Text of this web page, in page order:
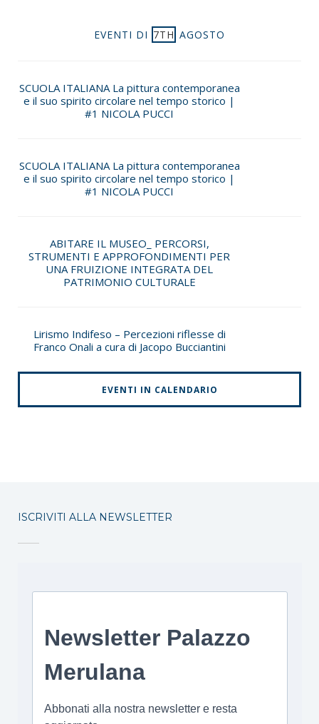
EVENTI DI 7TH AGOSTO
SCUOLA ITALIANA La pittura contemporanea
e il suo spirito circolare nel tempo storico |
#1 NICOLA PUCCI
SCUOLA ITALIANA La pittura contemporanea
e il suo spirito circolare nel tempo storico |
#1 NICOLA PUCCI
ABITARE IL MUSEO_ PERCORSI,
STRUMENTI E APPROFONDIMENTI PER
UNA FRUIZIONE INTEGRATA DEL
PATRIMONIO CULTURALE
Lirismo Indifeso – Percezioni riflesse di
Franco Onali a cura di Jacopo Bucciantini
EVENTI IN CALENDARIO
ISCRIVITI ALLA NEWSLETTER